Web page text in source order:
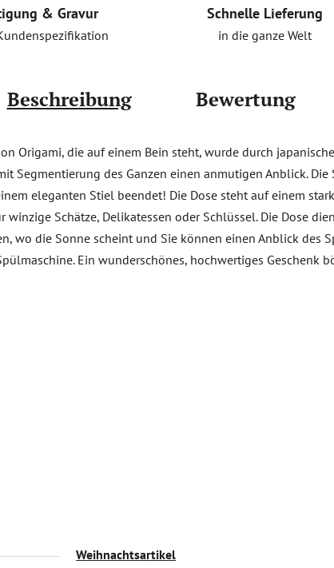
& Gravur Schnelle Lieferung
in die ganze Welt
Beschreibung Bewertung
Origami, die auf einem Bein steht, wurde durch
Segmentierung des Ganzen einen anmutigen Anblick. Die
eleganten Stiel beendet! Die Dose steht auf einem
Schätze, Delikatessen oder Schlüssel. Die Dose
wo die Sonne scheint und Sie können einen Anblick des
Ein wunderschönes, hochwertiges Geschenk
Weihnachtsartikel